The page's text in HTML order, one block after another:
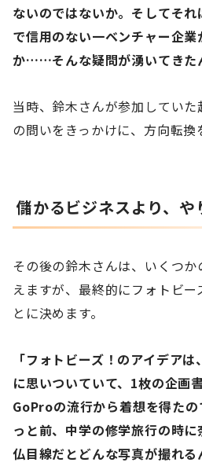
ないのではないか。そしてそ
で信用のない一ベンチャー企
か……そんな疑問が湧いてきた
当時、鈴木さんが参加してい
の問いをきっかけに、方向転換
儲かるビジネスより、や
その後の鈴木さんは、いくつ
えますが、最終的にフォトビ
とに決めます。
「フォトビーズ！のアイデア
に思いついていて、1枚の企画
GoProの流行から着想を得た
っと前、中学の修学旅行の時
仏目線だとどんな写真が撮れる